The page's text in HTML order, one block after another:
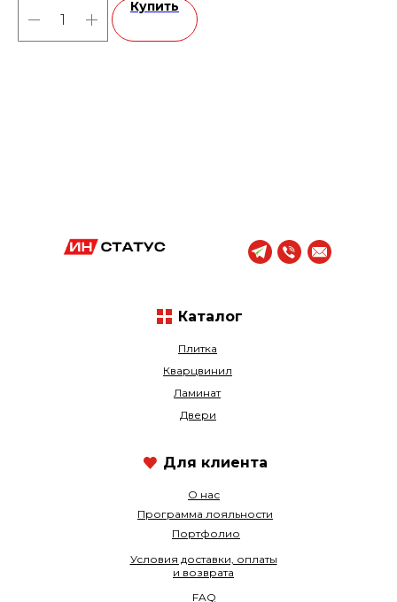
Купить
Плитка
Кварцвинил
О нас
Ламинат
Программа лояльности
Двери
Портфолио
Условия доставки, оплаты
и возврата
FAQ
Каталог
Для клиента